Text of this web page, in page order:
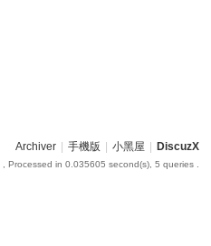
Archiver 手機版 小黑屋 DiscuzX
, Processed in 0.035605 second(s), 5 queries .